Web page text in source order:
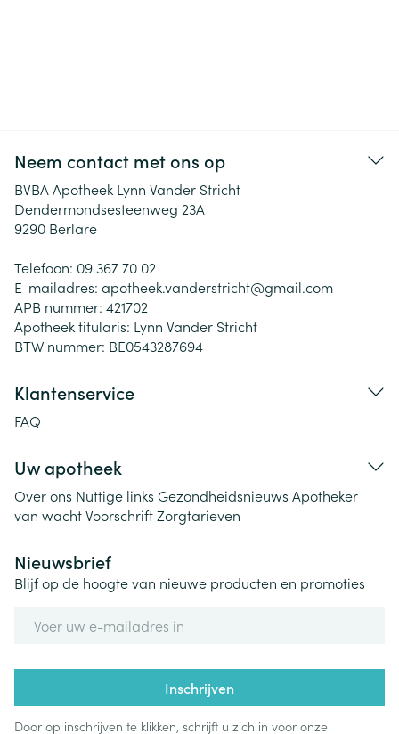
Neem contact met ons op
BVBA Apotheek Lynn Vander Stricht
Dendermondsesteenweg 23A
9290 Berlare
Telefoon: 09 367 70 02
E-mailadres: apotheek.vanderstricht@gmail.com
APB nummer: 421702
Apotheek titularis: Lynn Vander Stricht
BTW nummer: BE0543287694
Klantenservice
FAQ
Uw apotheek
Over ons Nuttige links Gezondheidsnieuws Apotheker
van wachtVoorschriftZorgtarieven
Nieuwsbrief
Blijf op de hoogte van nieuwe producten en promoties
Inschrijven
Door op inschrijven te klikken, schrijft u zich in voor onze